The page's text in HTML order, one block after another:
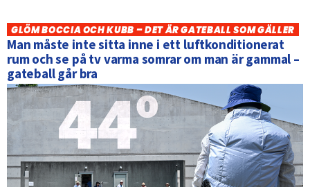
GLÖM BOCCIA OCH KUBB – DET ÄR GATEBALL SOM GÄLLER
Man måste inte sitta inne i ett luftkonditionerat
rum och se på tv varma somrar om man är gammal –
gateball går bra